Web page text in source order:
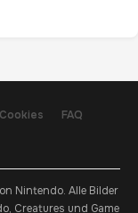
Cookies
FAQ
Nintendo. Alle Bilder
Creatures und Game